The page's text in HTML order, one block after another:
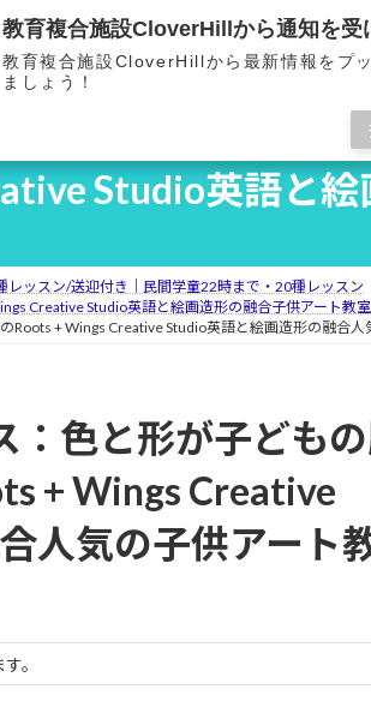
HOME OVERVIEW
Studio英語と
レッスン/送迎付き｜民間学童22時まで・20種レッスン
Creative Studio英語と絵画造形の融合子供アート教室
+ Wings Creative Studio英語と絵画造形の融合人
：色と形が子ども
+ Wings Creative
人気の子供アート
。
教育複合施設CloverHillから通知を受
教育複合施設CloverHillから最新情報をプ
ましょう！